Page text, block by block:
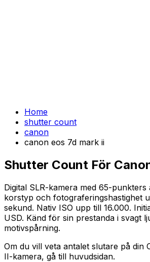
Home
shutter count
canon
canon eos 7d mark ii
Shutter Count För
Digital SLR-kamera med 65-
korstyp och fotograferingshastighet
sekund. Nativ ISO upp till 16.000.
USD. Känd för sin prestanda i svagt
motivspårning.
Om du vill veta antalet slutare på din
II-kamera, gå till huvudsidan.